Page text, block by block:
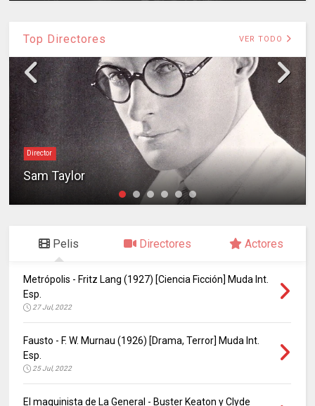
Top Directores VER TODO
Director
Sam Taylor
Pelis Directores Actores
Metrópolis - Fritz Lang (1927) [Ciencia Ficción] Muda Int.
Esp.
27 Jul, 2022
Fausto - F. W. Murnau (1926) [Drama, Terror] Muda Int.
Esp.
25 Jul, 2022
El maquinista de La General - Buster Keaton y Clyde